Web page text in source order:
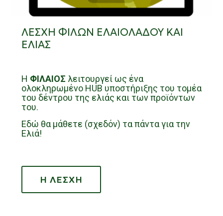
ΛΕΣΧΗ ΦΙΛΩΝ ΕΛΑΙΟΛΑΔΟΥ ΚΑΙ
ΕΛΙΑΣ
H ΦΙΛΑΙΟΣ λειτουργεί ως ένα
ολοκληρωμένο HUB υποστήριξης του τομέα
του δέντρου της ελιάς και των προϊόντων
του.
Εδώ θα μάθετε (σχεδόν) τα πάντα για την
Ελιά!
Η ΛΕΣΧΗ